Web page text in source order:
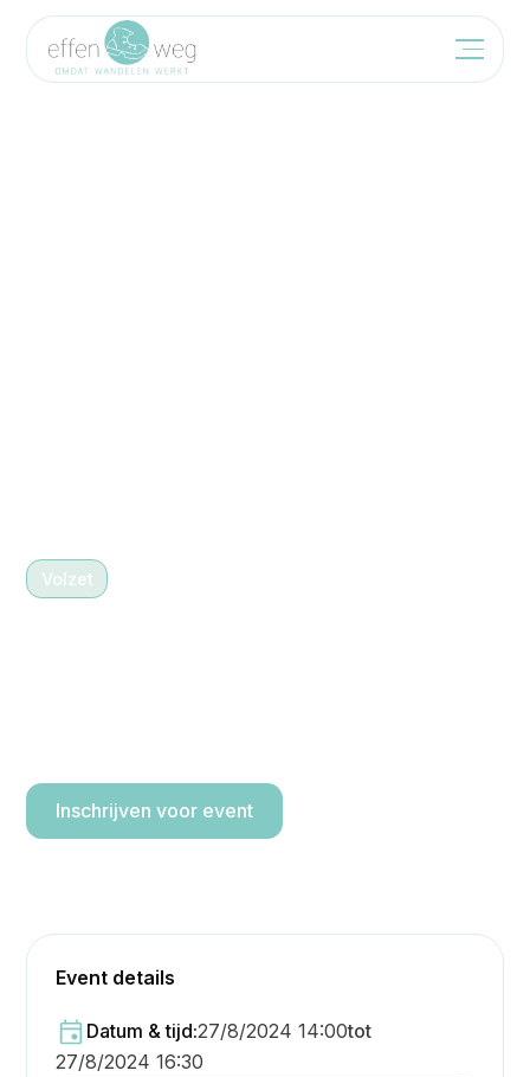
Volzet 27/8/2024 14:00
Inschrijven voor event
Event details
Datum & tijd:27/8/2024 14:00tot
27/8/2024 16:30